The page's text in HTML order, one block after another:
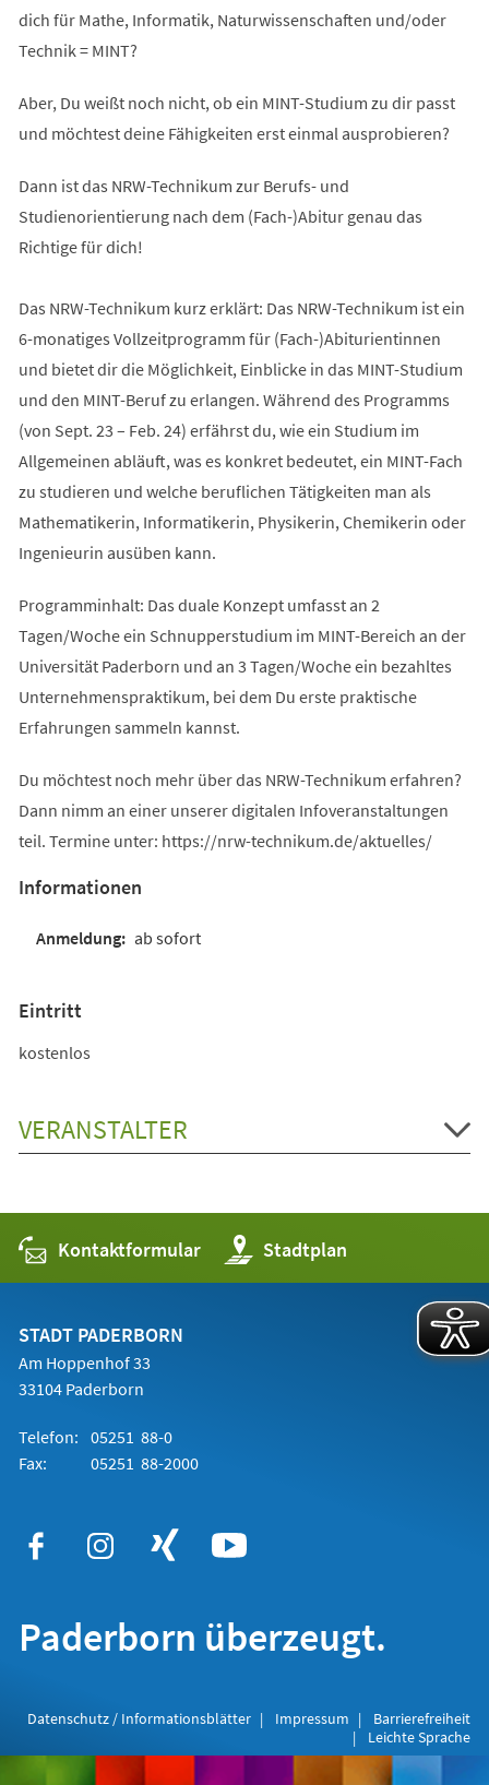
dich für Mathe, Informatik, Naturwissenschaften und/oder
Technik = MINT?
Aber, Du weißt noch nicht, ob ein MINT-Studium zu dir passt
und möchtest deine Fähigkeiten erst einmal ausprobieren?
Dann ist das NRW-Technikum zur Berufs- und
Studienorientierung nach dem (Fach-)Abitur genau das
Richtige für dich!
Das NRW-Technikum kurz erklärt: Das NRW-Technikum ist ein
6-monatiges Vollzeitprogramm für (Fach-)Abiturientinnen
und bietet dir die Möglichkeit, Einblicke in das MINT-Studium
und den MINT-Beruf zu erlangen. Während des Programms
(von Sept. 23 – Feb. 24) erfährst du, wie ein Studium im
Allgemeinen abläuft, was es konkret bedeutet, ein MINT-Fach
zu studieren und welche beruflichen Tätigkeiten man als
Mathematikerin, Informatikerin, Physikerin, Chemikerin oder
Ingenieurin ausüben kann.
Programminhalt: Das duale Konzept umfasst an 2
Tagen/Woche ein Schnupperstudium im MINT-Bereich an der
Universität Paderborn und an 3 Tagen/Woche ein bezahltes
Unternehmenspraktikum, bei dem Du erste praktische
Erfahrungen sammeln kannst.
Du möchtest noch mehr über das NRW-Technikum erfahren?
Dann nimm an einer unserer digitalen Infoveranstaltungen
teil. Termine unter: https://nrw-technikum.de/aktuelles/
Informationen
ab sofort
Eintritt
kostenlos
VERANSTALTER
Kontaktformular Stadtplan
(Öffnet
in
einem
STADT PADERBORN
Am Hoppenhof 33
33104 Paderborn
Telefon: 05251 88-0
Fax:
05251 88-2000
Paderborn überzeugt.
Datenschutz / Informationsblätter Impressum
Barrierefreiheit
Leichte Sprache